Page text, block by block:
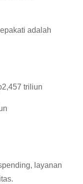
adalah
triliun
layanan